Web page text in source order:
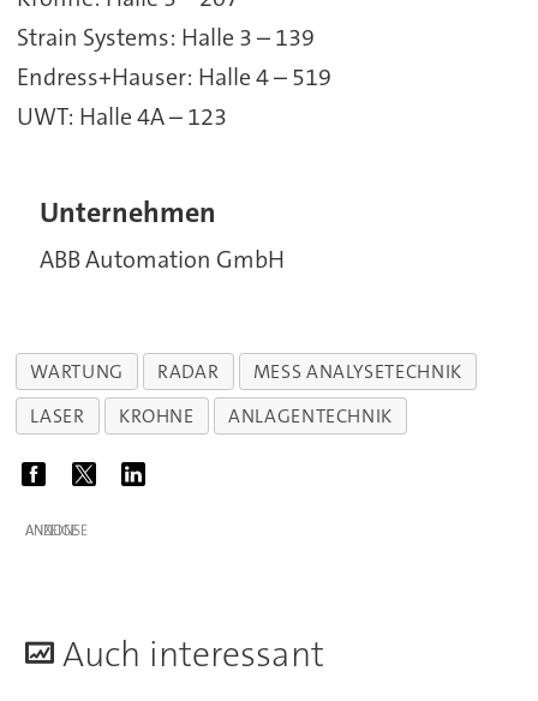
Strain Systems: Halle 3 – 139
Endress+Hauser: Halle 4 – 519
UWT: Halle 4A – 123
Unternehmen
ABB Automation GmbH
WARTUNG RADAR
MESS ANALYSETECHNIK
LASER
KROHNE ANLAGENTECHNIK
ANZEIGE
Auch interessant